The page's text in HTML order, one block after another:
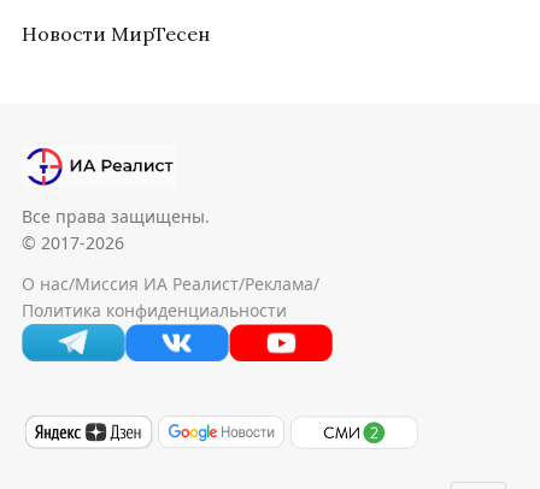
Новости МирТесен
Все права защищены.
© 2017-2026
О нас/Миссия ИА Реалист/Реклама/
Политика конфиденциальности